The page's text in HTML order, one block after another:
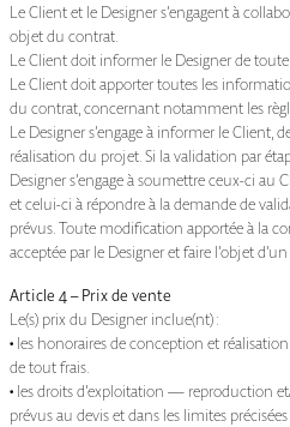
Le Client et le Designer s’engagent à
objet du contrat.
Le Client doit informer le Designer de
Le Client doit apporter toutes les
du contrat, concernant notamment les
Le Designer s’engage à informer le Client,
réalisation du projet. Si la validation par
Designer s’engage à soumettre ceux-ci au
et celui-ci à répondre à la demande de
prévus. Toute modification apportée à la
acceptée par le Designer et faire l’objet
Article 4 – Prix de vente
Le(s) prix du Designer inclue(nt) :
• les honoraires de conception et
de tout frais.
• les droits d’exploitation — reproduction
prévus au devis et dans les limites